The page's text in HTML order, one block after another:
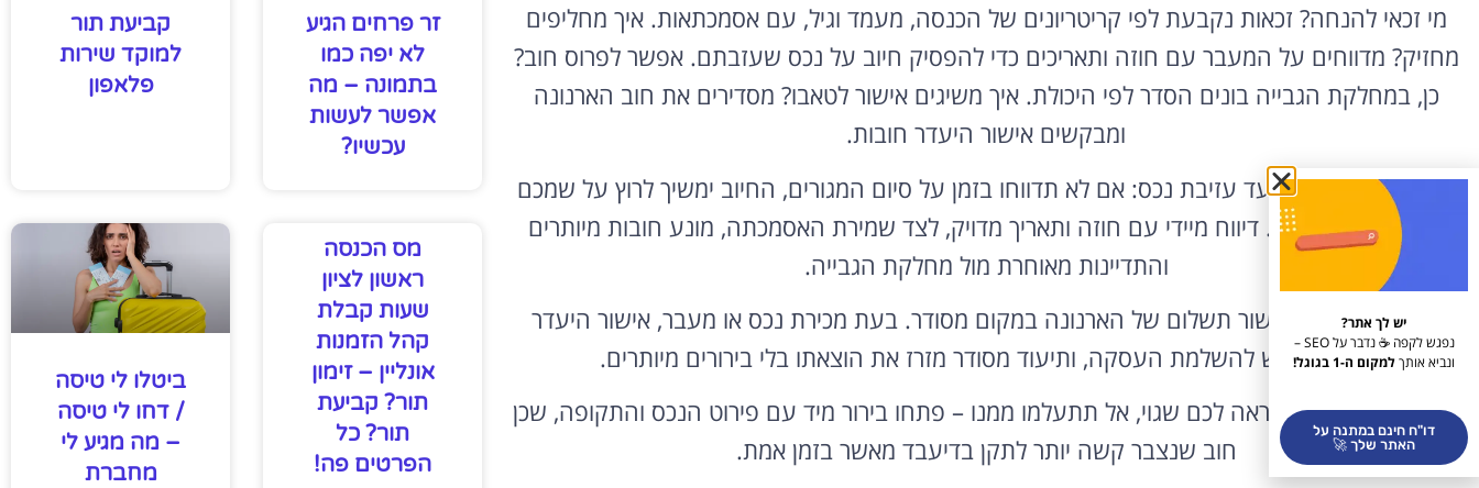
מי זכאי להנחה? זכאות נקבעת לפי קריטריונים של הכנסה, מעמד וגיל, עם אסמכתאות. איך מחליפים
מחזיק? מדווחים על המעבר עם חוזה ותאריכים כדי להפסיק חיוב על נכס שעזבתם. אפשר לפרוס חוב?
כן, במחלקת הגבייה בונים הסדר לפי היכולת. איך משיגים אישור לטאבו? מסדירים את חוב הארנונה
ומבקשים אישור היעדר חובות.
שימו לב במיוחד למועד עזיבת נכס: אם לא תדווחו בזמן על סיום המגורים, החיוב ימשיך לרוץ על שמכם
גם אחרי שעברתם. דיווח מיידי עם חוזה ותאריך מדויק, לצד שמירת האסמכתה, מונע חובות מיותרים
והתדיינות מאוחרת מול מחלקת הגבייה.
שמרו כל קבלה ואישור תשלום של הארנונה במקום מסודר. בעת מכירת נכס או מעבר, אישור היעדר
חובות נדרש להשלמת העסקה, ותיעוד מסודר מזרז את הוצאתו בלי בירורים מיותרים.
אם קיבלתם חיוב שנראה לכם שגוי, אל תתעלמו ממנו – פתחו בירור מיד עם פירוט הנכס והתקופה, שכן
חוב שנצבר קשה יותר לתקן בדיעבד מאשר בזמן אמת.
זר פרחים הגיע
לא יפה כמו
בתמונה – מה
אפשר לעשות
עכשיו?
קביעת תור
למוקד שירות
פלאפון
מס הכנסה
ראשון לציון
שעות קבלת
קהל הזמנות
אונליין – זימון
תור? קביעת
תור? כל
הפרטים פה!
ביטלו לי טיסה
/ דחו לי טיסה
– מה מגיע לי
מחברת
יש לך אתר?
נפגש לקפה ☕ נדבר על SEO –
ונביא אותךלמקום ה-1 בגוגל!
דו"ח חינם במתנה על
האתר שלך 🚀